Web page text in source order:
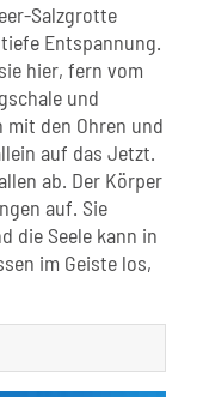
Salzgrotte
Entspannung.
hier, fern vom
und
den Ohren und
auf das Jetzt.
ab. Der Körper
auf. Sie
die Seele kann in
im Geiste los,